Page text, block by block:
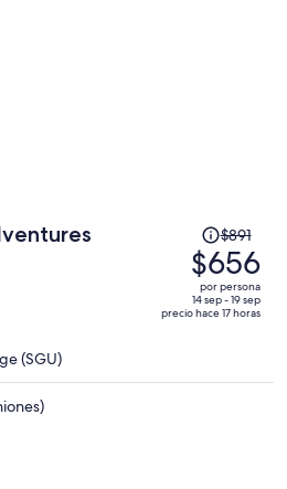
El
precio
era
de
$891
$891
$656
por persona
14 sep - 19 sep
precio hace 17 horas
(SGU)